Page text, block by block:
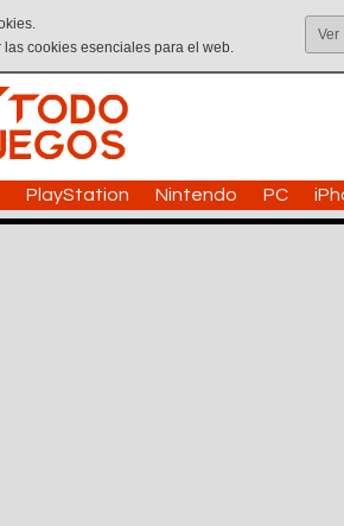
las cookies esenciales para el web.
Ver
PlayStation Nintendo PC